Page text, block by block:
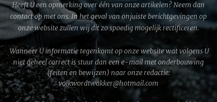
Heeft U een opmerking over één van onze artikelen? Neem dan
contact op met ons. In het geval van onjuiste berichtgevingen op
onze website zullen wij dit zo spoedig mogelijk rectificeren.
Wanneer U informatie tegenkomt op onze website wat volgens U
niet geheel correct is stuur dan een e-mail met onderbouwing
(feiten en bewijzen) naar onze redactie:
volkwordtwakker@hotmail.com